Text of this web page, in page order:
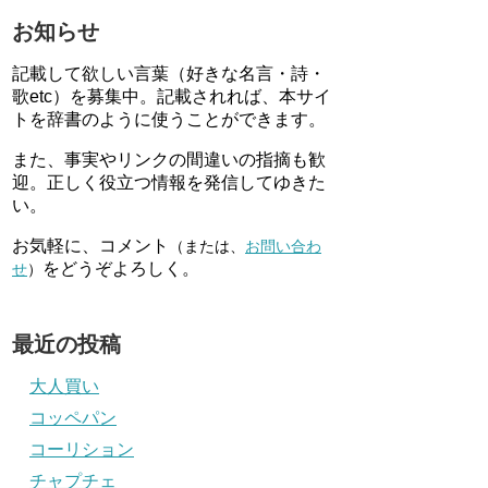
お知らせ
記載して欲しい言葉（好きな名言・詩・
歌etc）を募集中。記載されれば、本サイ
トを辞書のように使うことができます。
また、事実やリンクの間違いの指摘も歓
迎。正しく役立つ情報を発信してゆきた
い。
お気軽に、コメント （または、 お問い合わ
せ） をどうぞよろしく。
最近の投稿
大人買い
コッペパン
コーリション
チャプチェ